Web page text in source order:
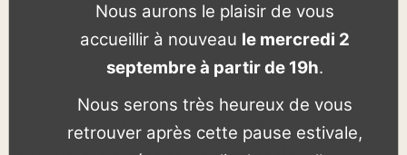
Si vous souhaitez une ou plusieurs cartes sans
prix, merci de préciser lors de votre
Nous aurons le plaisir de vous
accueillir à nouveau le mercredi 2
septembre à partir de 19h.
Nous serons très heureux de vous
retrouver après cette pause estivale,